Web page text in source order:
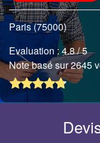
Paris (75000)
Evaluation :4.8/ 5
Note basé sur 2645